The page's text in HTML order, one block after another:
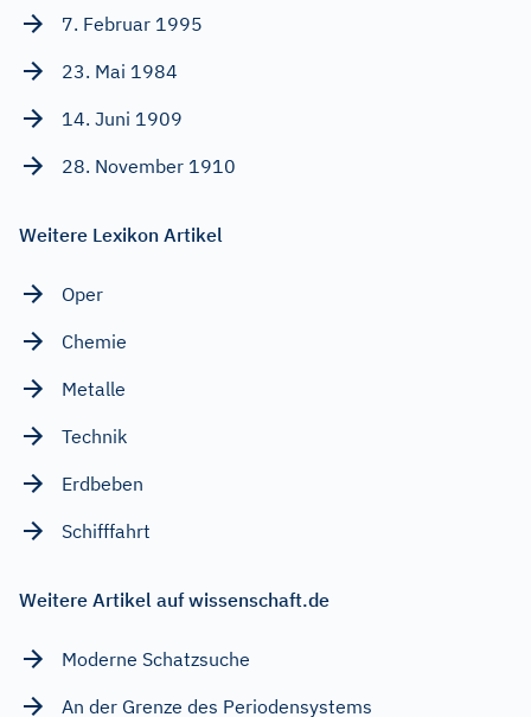
7. Februar 1995
23. Mai 1984
14. Juni 1909
28. November 1910
Weitere Lexikon Artikel
Oper
Chemie
Metalle
Technik
Erdbeben
Schifffahrt
Weitere Artikel auf wissenschaft.de
Moderne Schatzsuche
An der Grenze des Periodensystems